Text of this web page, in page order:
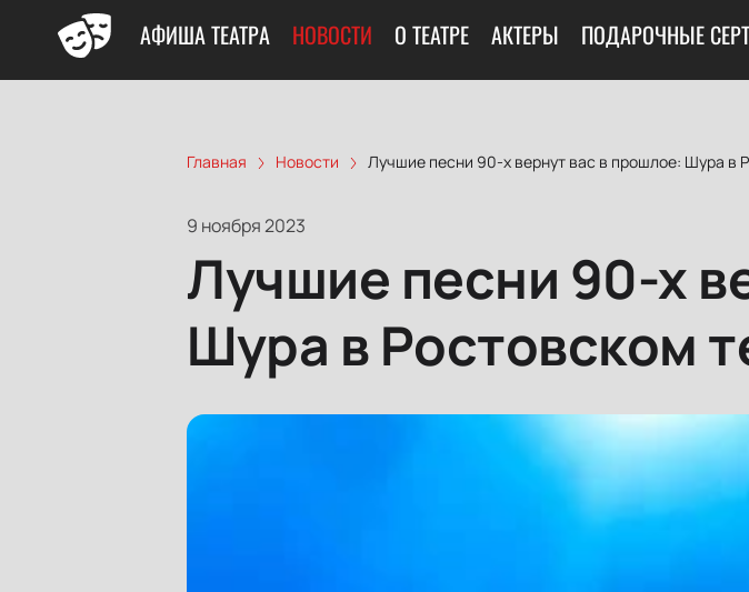
АФИША ТЕАТРА НОВОСТИ О ТЕАТРЕ АКТЕРЫ ПОДАРОЧНЫЕ
Главная Новости Лучшие песни 90-х вернут вас в прошлое: Шура в
9 ноября 2023
Лучшие песни 90-х
Шура в Ростовском